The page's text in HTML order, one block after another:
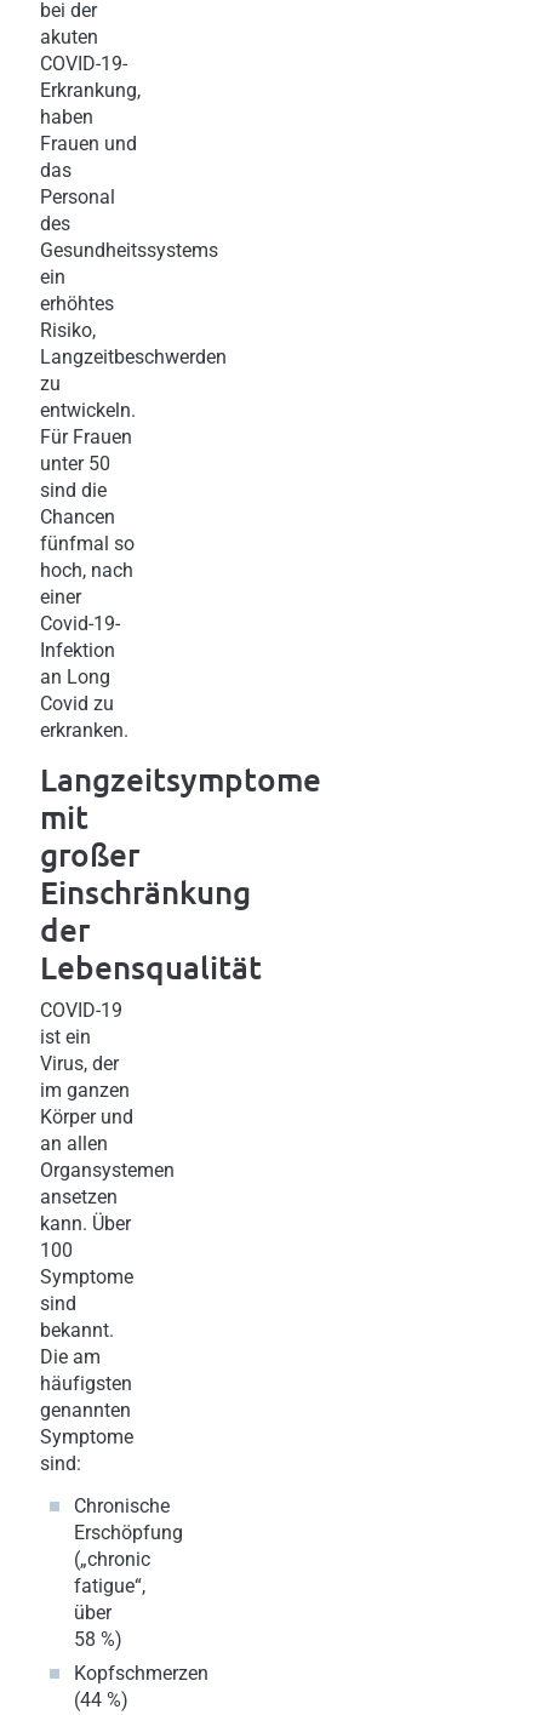
bei der
akuten
COVID-19-
Erkrankung,
haben
Frauen und
das
Personal
des
Gesundheitssystems
ein
erhöhtes
Risiko,
Langzeitbeschwerden
zu
entwickeln.
Für Frauen
unter 50
sind die
Chancen
fünfmal so
hoch, nach
einer
Covid-19-
Infektion
an Long
Covid zu
erkranken.
Langzeitsymptome
mit
großer
Einschränkung
der
Lebensqualität
COVID-19
ist ein
Virus, der
im ganzen
Körper und
an allen
Organsystemen
ansetzen
kann. Über
100
Symptome
sind
bekannt.
Die am
häufigsten
genannten
Symptome
sind:
Chronische
Erschöpfung
(„chronic
fatigue“,
über
58 %)
Kopfschmerzen
(44 %)